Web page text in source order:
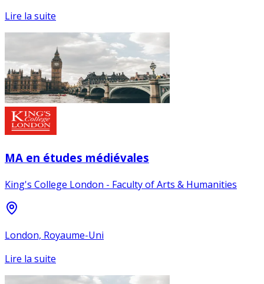
Lire la suite
MA en études médiévales
King's College London - Faculty of Arts & Humanities
London, Royaume-Uni
Lire la suite